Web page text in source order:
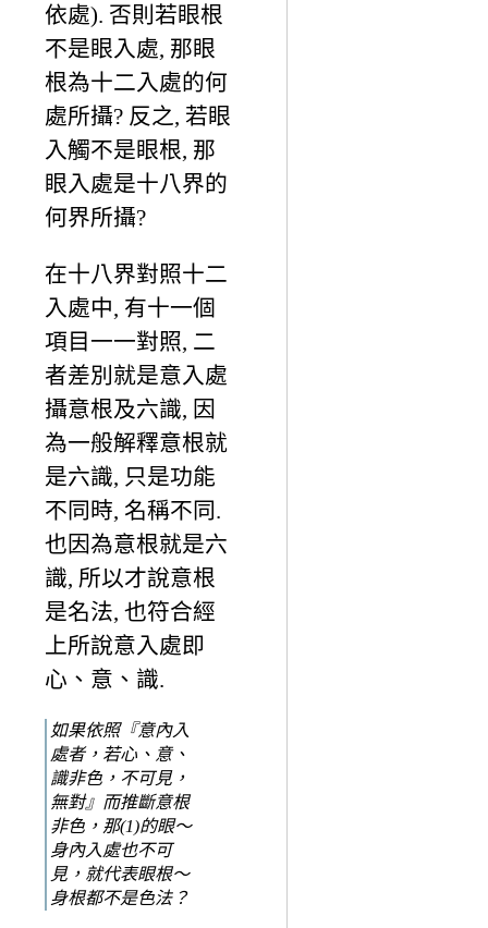
依處). 否則若眼根
不是眼入處, 那眼
根為十二入處的何
處所攝? 反之, 若眼
入觸不是眼根, 那
眼入處是十八界的
何界所攝?
在十八界對照十二
入處中, 有十一個
項目一一對照, 二
者差別就是意入處
攝意根及六識, 因
為一般解釋意根就
是六識, 只是功能
不同時, 名稱不同.
也因為意根就是六
識, 所以才說意根
是名法, 也符合經
上所說意入處即
心、意、識.
如果依照『意內入
處者，若心、意、
識非色，不可見，
無對』而推斷意根
非色，那(1)的眼～
身內入處也不可
見，就代表眼根～
身根都不是色法？